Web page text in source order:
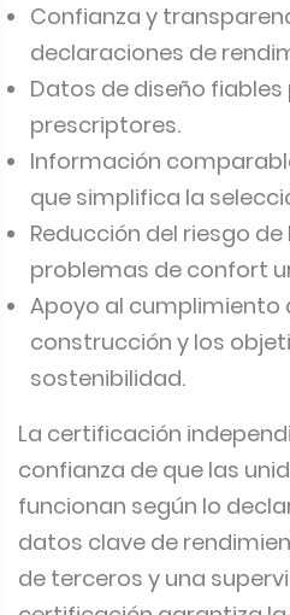
Confianza y
declaraciones de
Datos de diseño
prescriptores.
Información
que simplifica la
Reducción del riesgo
problemas de confort
Apoyo al cumplimiento
construcción y los
sostenibilidad.
La certificación
confianza de que las
funcionan según lo
datos clave de
de terceros y una